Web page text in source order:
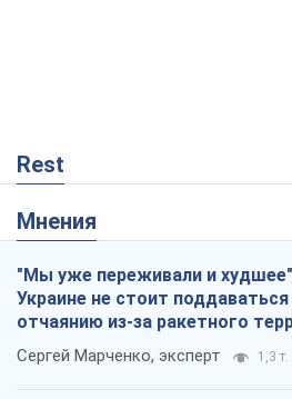
Rest
Мнения
"Мы уже переживали и
Украине не стоит поддаваться
отчаянию из-за ракетного
Сергей Марченко, эксперт 1,3 т.